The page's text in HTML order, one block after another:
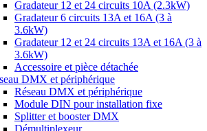
Gradateur 12 et 24 circuits 10A (2.3kW)
Gradateur 6 circuits 13A et 16A (3 à
3.6kW)
Gradateur 12 et 24 circuits 13A et 16A (3 à
3.6kW)
Accessoire et pièce détachée
DMX et périphérique
Réseau DMX et périphérique
Module DIN pour installation fixe
Splitter et booster DMX
Démultiplexeur